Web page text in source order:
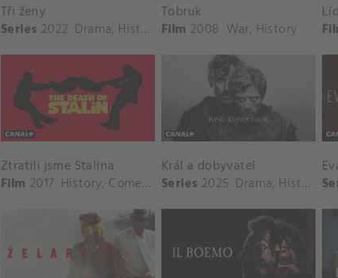
Tři ženy
Series 2022 Drama, History
Tobruk
Film 2008 War, History
Ztratili jsme Stalina
Film 2017 History, Comedy ,Drama
Král a dobyvatel
Series 2025 Drama, History